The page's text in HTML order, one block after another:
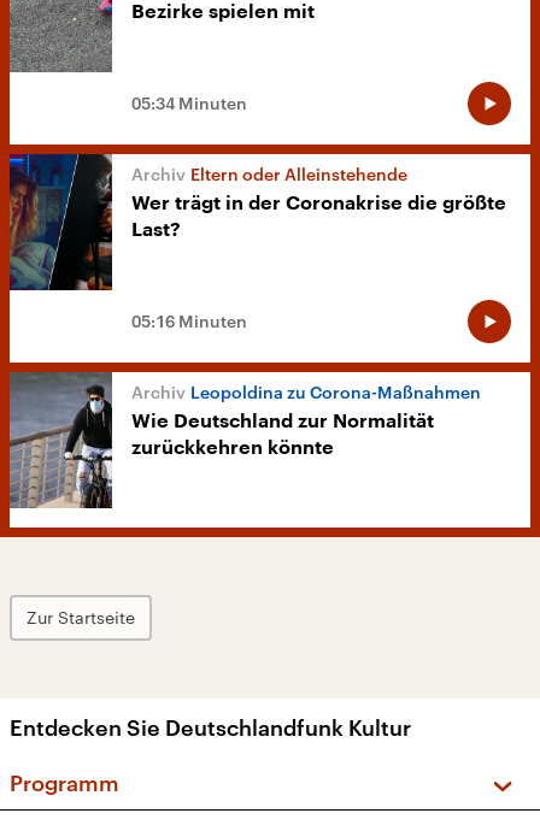
Bezirke spielen mit
05:34 Minuten
Eltern oder Alleinstehende
Wer trägt in der Coronakrise die größte
Last?
05:16 Minuten
Leopoldina zu Corona-Maßnahmen
Wie Deutschland zur Normalität
zurückkehren könnte
Zur Startseite
Entdecken Sie Deutschlandfunk Kultur
Programm